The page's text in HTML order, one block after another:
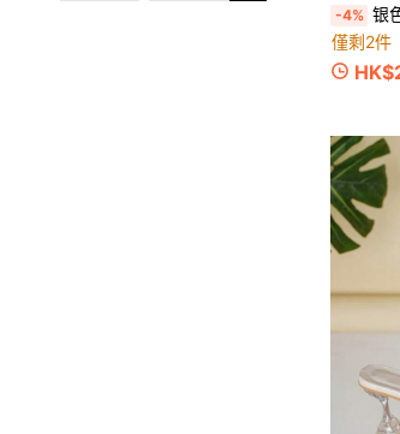
-4% 银色尖头
僅剩2件